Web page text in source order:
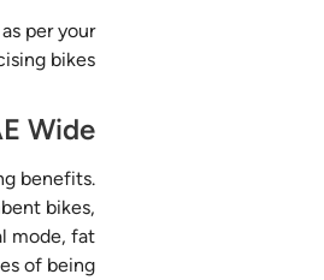
per your
bikes.
Wide
benefits.
bikes,
mode, fat
of being